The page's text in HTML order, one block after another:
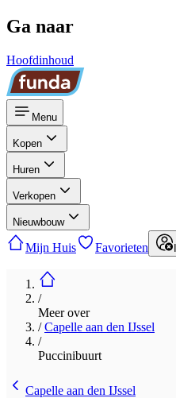
Ga naar
Hoofdinhoud
Menu
Kopen
Huren
Verkopen
Nieuwbouw
Mijn Huis Favorieten
/
Meer over
/Capelle aan den IJssel
/
Puccinibuurt
Capelle aan den IJssel